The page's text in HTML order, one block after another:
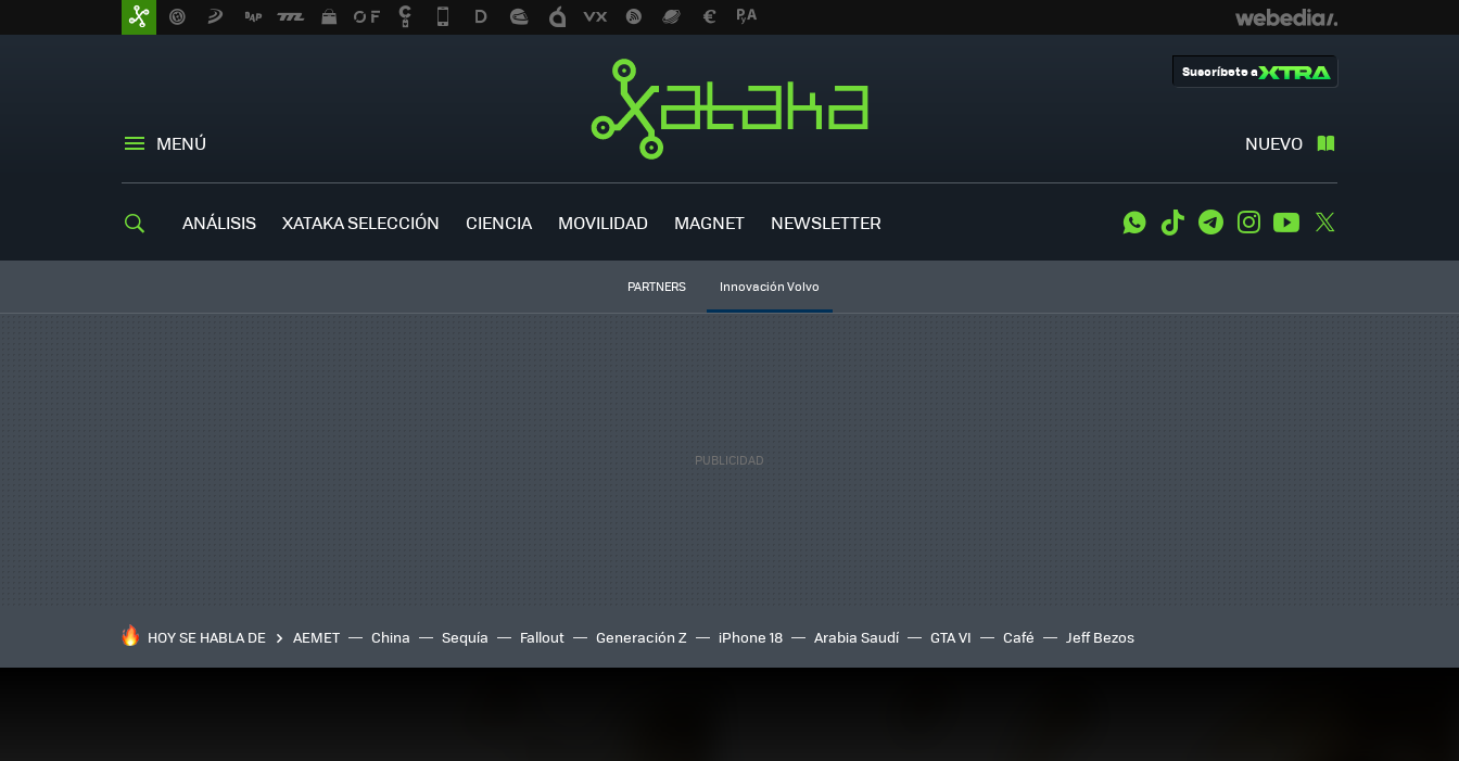
MENÚ NUEVO
Suscríbete a
ANÁLISIS XATAKA SELECCIÓN CIENCIA MOVILIDAD MAGNET NEWSLETTER WhatsApp
Tiktok TelegramInstagramYoutube
PARTNERS Innovación Volvo
HOY SE HABLA DE AEMET China Sequía Fallout Generación Z iPhone 18 Arabia Saudí GTA VI Café Jeff Bezos